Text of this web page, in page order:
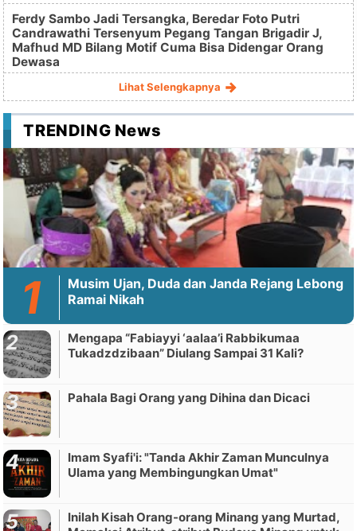
Ferdy Sambo Jadi Tersangka, Beredar Foto Putri
Candrawathi Tersenyum Pegang Tangan Brigadir J,
Mafhud MD Bilang Motif Cuma Bisa Didengar Orang
Dewasa
Lihat Selengkapnya
TRENDING News
Musim Ujan, Duda dan Janda Rejang Lebong
Ramai Nikah
Mengapa “Fabiayyi ‘aalaa’i Rabbikumaa
Tukadzdzibaan” Diulang Sampai 31 Kali?
Pahala Bagi Orang yang Dihina dan Dicaci
Imam Syafi'i: "Tanda Akhir Zaman Munculnya
Ulama yang Membingungkan Umat"
Inilah Kisah Orang-orang Minang yang Murtad,